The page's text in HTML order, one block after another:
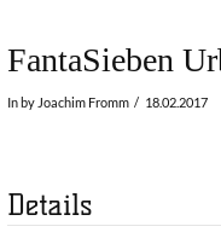
FantaSieben
In by Joachim Fromm 18.02.2017
Details